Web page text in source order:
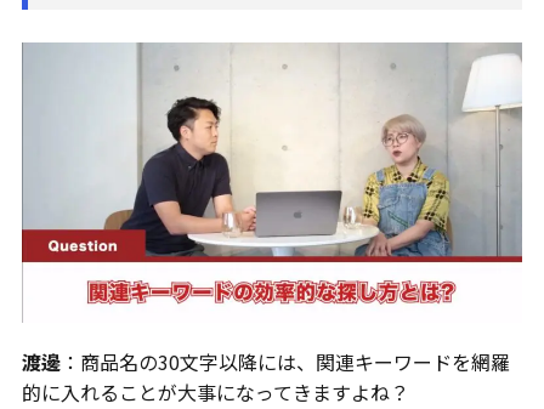
渡邊 ：商品名の30文字以降には、関連キーワードを網羅
的に入れることが大事になってきますよね？